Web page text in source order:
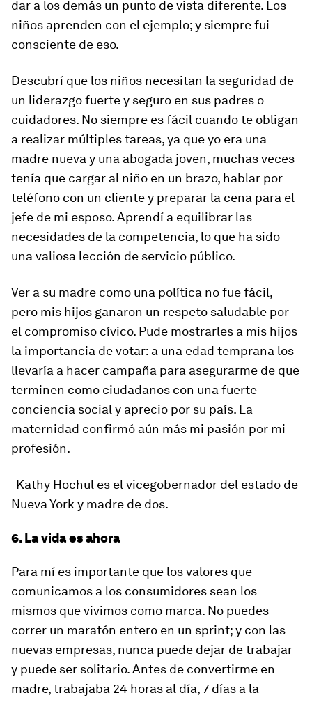
dar a los demás un punto de vista diferente. Los
niños aprenden con el ejemplo; y siempre fui
consciente de eso.
Descubrí que los niños necesitan la seguridad de
un liderazgo fuerte y seguro en sus padres o
cuidadores. No siempre es fácil cuando te obligan
a realizar múltiples tareas, ya que yo era una
madre nueva y una abogada joven, muchas veces
tenía que cargar al niño en un brazo, hablar por
teléfono con un cliente y preparar la cena para el
jefe de mi esposo. Aprendí a equilibrar las
necesidades de la competencia, lo que ha sido
una valiosa lección de servicio público.
Ver a su madre como una política no fue fácil,
pero mis hijos ganaron un respeto saludable por
el compromiso cívico. Pude mostrarles a mis hijos
la importancia de votar: a una edad temprana los
llevaría a hacer campaña para asegurarme de que
terminen como ciudadanos con una fuerte
conciencia social y aprecio por su país. La
maternidad confirmó aún más mi pasión por mi
profesión.
-Kathy Hochul es el vicegobernador del estado de
Nueva York y madre de dos.
6. La vida es ahora
Para mí es importante que los valores que
comunicamos a los consumidores sean los
mismos que vivimos como marca. No puedes
correr un maratón entero en un sprint; y con las
nuevas empresas, nunca puede dejar de trabajar
y puede ser solitario. Antes de convertirme en
madre, trabajaba 24 horas al día, 7 días a la